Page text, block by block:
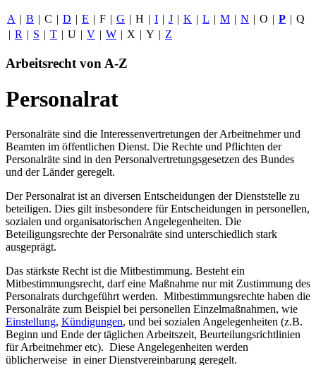
A | B | C | D | E | F | G | H | I | J | K | L | M | N | O | P | Q
| R | S | T | U | V | W | X | Y | Z
Arbeitsrecht von A-Z
Personalrat
Personalräte sind die Interessenvertretungen der Arbeitnehmer und
Beamten im öffentlichen Dienst. Die Rechte und Pflichten der
Personalräte sind in den Personalvertretungsgesetzen des Bundes
und der Länder geregelt.
Der Personalrat ist an diversen Entscheidungen der Dienststelle zu
beteiligen. Dies gilt insbesondere für Entscheidungen in personellen,
sozialen und organisatorischen Angelegenheiten. Die
Beteiligungsrechte der Personalräte sind unterschiedlich stark
ausgeprägt.
Das stärkste Recht ist die Mitbestimmung. Besteht ein
Mitbestimmungsrecht, darf eine Maßnahme nur mit Zustimmung des
Personalrats durchgeführt werden. Mitbestimmungsrechte haben die
Personalräte zum Beispiel bei personellen Einzelmaßnahmen, wie
Einstellung, Kündigungen, und bei sozialen Angelegenheiten (z.B.
Beginn und Ende der täglichen Arbeitszeit, Beurteilungsrichtlinien
für Arbeitnehmer etc). Diese Angelegenheiten werden
üblicherweise in einer Dienstvereinbarung geregelt.